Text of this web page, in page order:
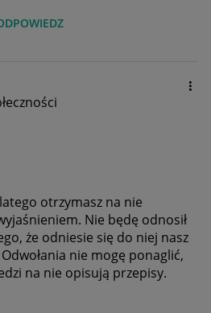
otrzymasz na nie
Nie będę odnosił
że odniesie się do niej nasz
nie mogę ponaglić,
na nie opisują przepisy.